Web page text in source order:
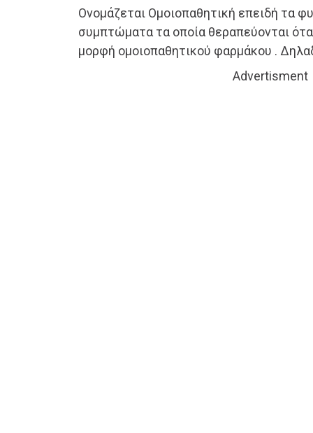
Ονομάζεται Ομοιοπαθητική επειδή τα
συμπτώματα τα οποία θεραπεύονται
μορφή ομοιοπαθητικού φαρμάκου .
Advertisment